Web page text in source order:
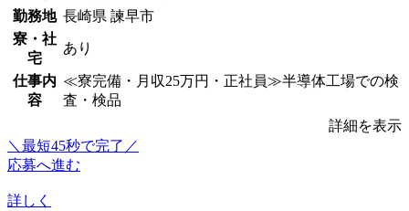
勤務地 長崎県 諫早市
寮・社
宅
あり
仕事内
容
≪寮完備・月収25万円・正社員≫半導体工場での検
査・検品
詳細を表示
＼最短45秒で完了／
応募へ進む
詳しく